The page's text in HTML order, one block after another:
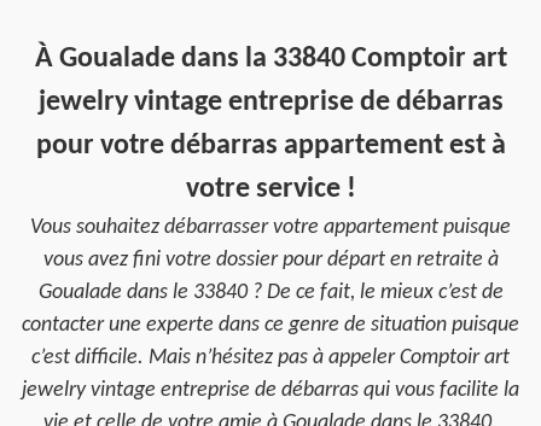
À Goualade dans la 33840 Comptoir art
jewelry vintage entreprise de débarras
pour votre débarras appartement est à
votre service !
Vous souhaitez débarrasser votre appartement puisque
vous avez fini votre dossier pour départ en retraite à
Goualade dans le 33840 ? De ce fait, le mieux c’est de
contacter une experte dans ce genre de situation puisque
c’est difficile. Mais n’hésitez pas à appeler Comptoir art
jewelry vintage entreprise de débarras qui vous facilite la